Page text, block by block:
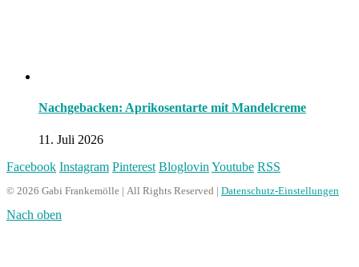
Nachgebacken: Aprikosentarte mit Mandelcreme
11. Juli 2026
Facebook Instagram Pinterest Bloglovin Youtube RSS
© 2026 Gabi Frankemölle | All Rights Reserved | Datenschutz-Einstellungen
Nach oben